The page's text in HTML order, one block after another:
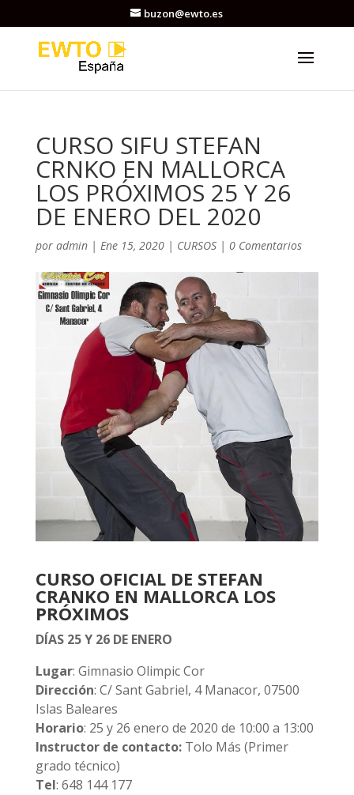
buzon@ewto.es
CURSO SIFU STEFAN
CRNKO EN MALLORCA
LOS PRÓXIMOS 25 Y 26
DE ENERO DEL 2020
por admin| Ene 15, 2020| CURSOS| 0 Comentarios
CURSO OFICIAL DE STEFAN
CRANKO EN MALLORCA LOS
PRÓXIMOS
DÍAS 25 Y 26 DE ENERO
Lugar: Gimnasio Olimpic Cor
Dirección: C/ Sant Gabriel, 4 Manacor, 07500
Islas Baleares
Horario: 25 y 26 enero de 2020 de 10:00 a 13:00
Instructor de contacto: Tolo Más (Primer
grado técnico)
Tel: 648 144 177